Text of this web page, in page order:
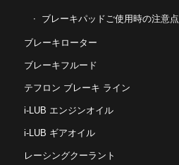
ブレーキパッドご使用時の注意点
ブレーキローター
ブレーキフルード
テフロン ブレーキ ライン
i-LUB エンジンオイル
i-LUB ギアオイル
レーシングクーラント